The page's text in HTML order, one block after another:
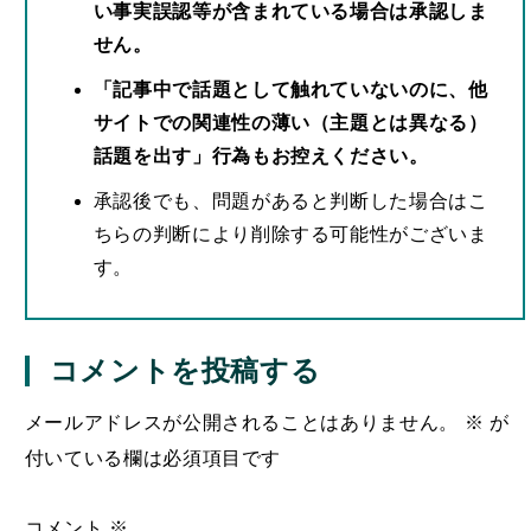
い事実誤認等が含まれている場合は承認しま
せん。
「記事中で話題として触れていないのに、他
サイトでの関連性の薄い（主題とは異なる）
話題を出す」行為もお控えください。
承認後でも、問題があると判断した場合はこ
ちらの判断により削除する可能性がございま
す。
コメントを投稿する
メールアドレスが公開されることはありません。 ※ が
付いている欄は必須項目です